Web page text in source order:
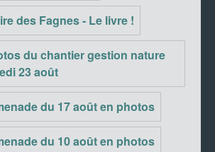
des Fagnes - Le livre !
du chantier gestion nature
23 août
du 17 août en photos
du 10 août en photos